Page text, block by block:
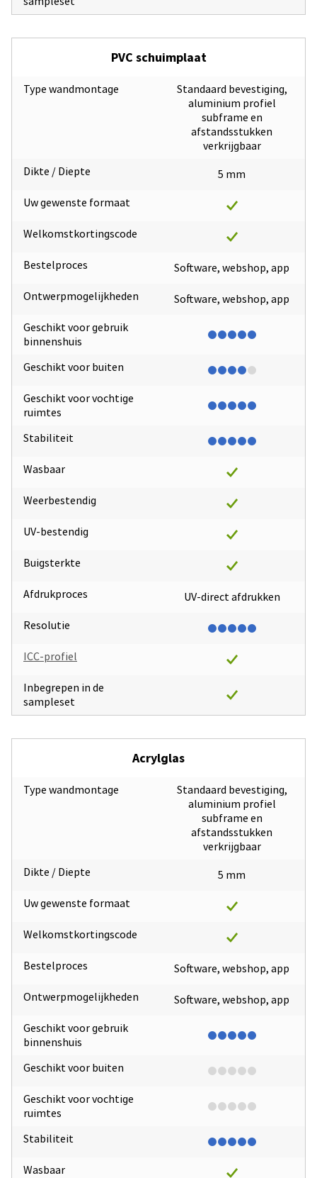
PVC schuimplaat
Type wandmontage
Dikte / Diepte
Uw gewenste formaat
Welkomstkortingscode
Bestelproces
Ontwerpmogelijkheden
Geschikt voor gebruik
binnenshuis
Geschikt voor buiten
Geschikt voor vochtige
ruimtes
Stabiliteit
Wasbaar
Weerbestendig
UV-bestendig
Buigsterkte
Afdrukproces
Resolutie
ICC-profiel
Inbegrepen in de
sampleset
Standaard bevestiging,
aluminium profiel
subframe en
afstandsstukken
verkrijgbaar
5 mm
Software, webshop, app
Software, webshop, app
UV-direct afdrukken
Acrylglas
Type wandmontage
Dikte / Diepte
Uw gewenste formaat
Welkomstkortingscode
Bestelproces
Ontwerpmogelijkheden
Geschikt voor gebruik
binnenshuis
Geschikt voor buiten
Geschikt voor vochtige
ruimtes
Stabiliteit
Wasbaar
Standaard bevestiging,
aluminium profiel
subframe en
afstandsstukken
verkrijgbaar
5 mm
Software, webshop, app
Software, webshop, app